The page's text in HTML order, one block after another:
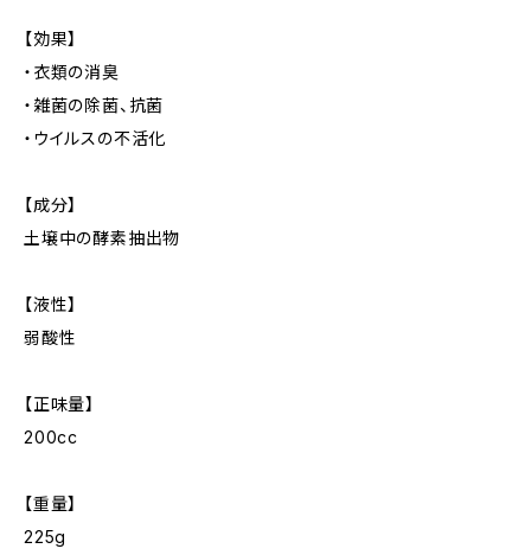
【効果】
・衣類の消臭
・雑菌の除菌、抗菌
・ウイルスの不活化
【成分】
土壌中の酵素抽出物
【液性】
弱酸性
【正味量】
200cc
【重量】
225g